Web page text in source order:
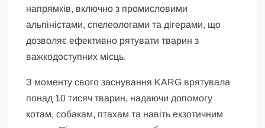
напрямків, включно з промисловими
альпіністами, спелеологами та дігерами, що
дозволяє ефективно рятувати тварин з
важкодоступних місць.
З моменту свого заснування KARG врятувала
понад 10 тисяч тварин, надаючи допомогу
котам, собакам, птахам та навіть екзотичним